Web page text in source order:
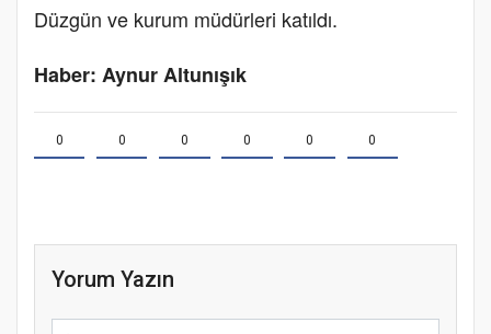
Düzgün ve kurum müdürleri katıldı.
Haber: Aynur Altunışık
0 0 0 0 0 0
Yorum Yazın